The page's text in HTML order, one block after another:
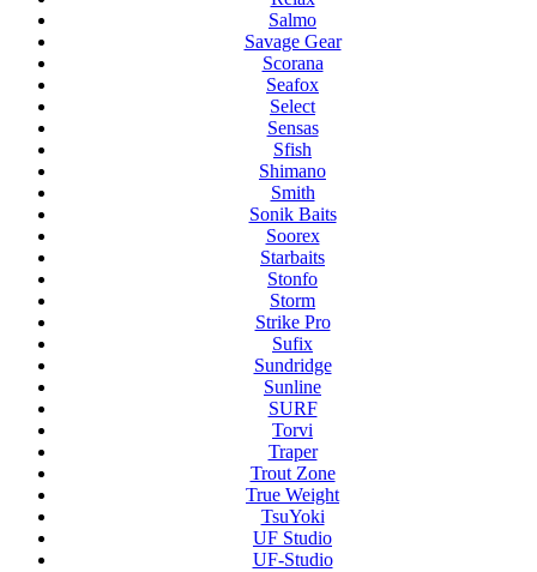
Salmo
Savage Gear
Scorana
Seafox
Select
Sensas
Sfish
Shimano
Smith
Sonik Baits
Soorex
Starbaits
Stonfo
Storm
Strike Pro
Sufix
Sundridge
Sunline
SURF
Torvi
Traper
Trout Zone
True Weight
TsuYoki
UF Studio
UF-Studio